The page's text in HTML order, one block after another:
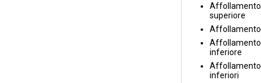
Affollamento
superiore
inferiore
Affollamento
inferiori